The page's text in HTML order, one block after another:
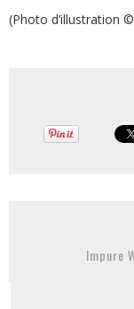
(Photo d’illustration ©
Impure